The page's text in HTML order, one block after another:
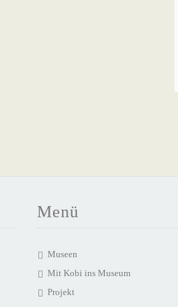
Menü
Museen
Mit Kobi ins Museum
Projekt